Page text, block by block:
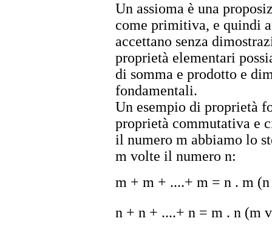
Un assioma è una
come primitiva, e quindi
accettano senza
proprietà elementari
di somma e prodotto e
fondamentali.
Un esempio di proprietà
proprietà commutativa e
il numero m abbiamo lo
m volte il numero n:
m + m + ....+ m = n .
n + n + ....+ n = m . n